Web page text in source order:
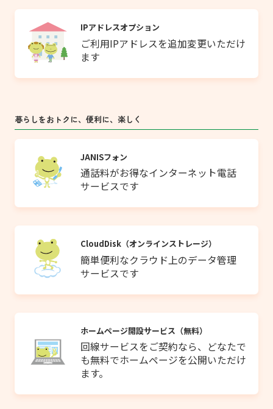
IPアドレスオプション
ご利用IPアドレスを追加変更いただけ
ます
暮らしをおトクに、便利に、楽しく
JANISフォン
通話料がお得なインターネット電話
サービスです
CloudDisk（オンラインストレージ）
簡単便利なクラウド上のデータ管理
サービスです
ホームページ開設サービス（無料）
回線サービスをご契約なら、どなたで
も無料でホームページを公開いただけ
ます。